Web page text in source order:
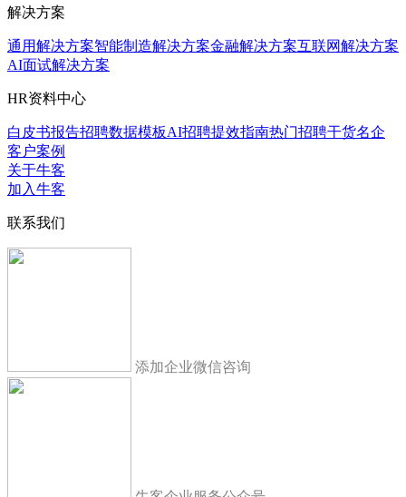
解决方案
通用解决方案智能制造解决方案金融解决方案互联网解决方案
AI面试解决方案
HR资料中心
白皮书报告招聘数据模板AI招聘提效指南热门招聘干货名企
客户案例
关于牛客
加入牛客
联系我们
添加企业微信咨询